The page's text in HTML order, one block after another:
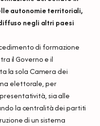
autonomie territoriali,
negli altri paesi
di formazione
il Governo e il
la sola Camera dei
elettorale, per
sia alle
la centralità dei partiti
di un sistema